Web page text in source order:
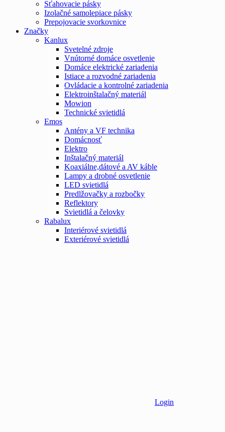
Sťahovacie pásky
Izolačné samolepiace pásky
Prepojovacie svorkovnice
Značky
Kanlux
Svetelné zdroje
Vnútorné domáce osvetlenie
Domáce elektrické zariadenia
Istiace a rozvodné zariadenia
Ovládacie a kontrolné zariadenia
Elektroinštalačný materiál
Mowion
Technické svietidlá
Emos
Antény a VF technika
Domácnosť
Elektro
Inštalačný materiál
Koaxiálne,dátové a AV káble
Lampy a drobné osvetlenie
LED svietidlá
Predlžovačky a rozbočky
Reflektory
Svietidlá a čelovky
Rabalux
Interiérové svietidlá
Exteriérové svietidlá
Login